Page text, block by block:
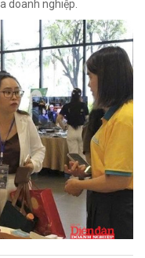
doanh nghiệp.